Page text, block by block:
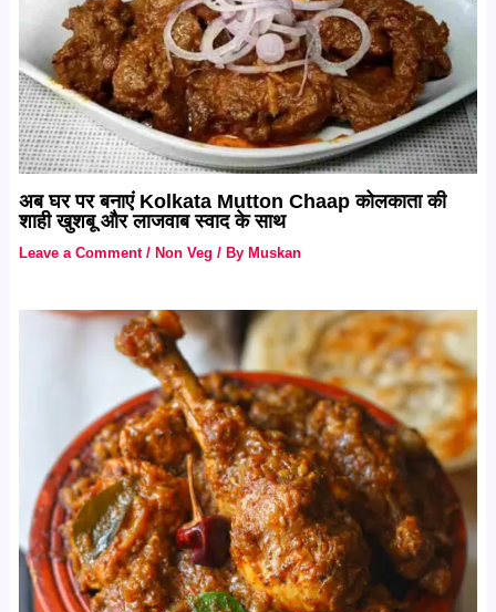
अब घर पर बनाएं Kolkata Mutton Chaap कोलकाता की
शाही खुशबू और लाजवाब स्वाद के साथ
Leave a Comment / Non Veg / By Muskan